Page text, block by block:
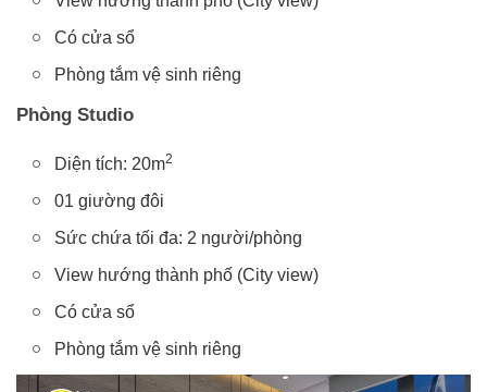
Có cửa sổ
Phòng tắm vệ sinh riêng
Phòng Studio
Diện tích: 20m2
01 giường đôi
Sức chứa tối đa: 2 người/phòng
View hướng thành phố (City view)
Có cửa sổ
Phòng tắm vệ sinh riêng